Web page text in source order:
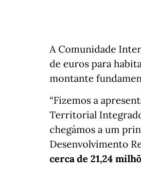
A Comunidade
de euros para
montante
“Fizemos a
Territorial
chegámos a um
Desenvolvimento
cerca de 21,24